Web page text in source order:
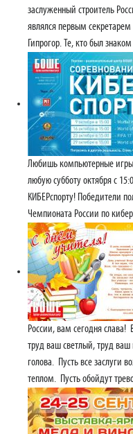
заслуженный строитель
являлся первым секретарем
Гипрогор. Те, кто был
Любишь компьютерные
любую субботу октября с
КИБЕРспорту! Победители
Чемпионата России по
России, вам сегодня
труд ваш светлый, труд ваш
голова. Пусть все заслуги
теплом. Пусть обойдут